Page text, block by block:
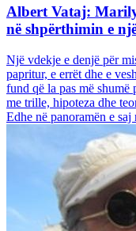
Albert Vataj:
në shpërthimin e
Një vdekje e denjë për
papritur, e errët dhe e
fund që la pas më shumë
me trille, hipoteza dhe
Edhe në panoramën e